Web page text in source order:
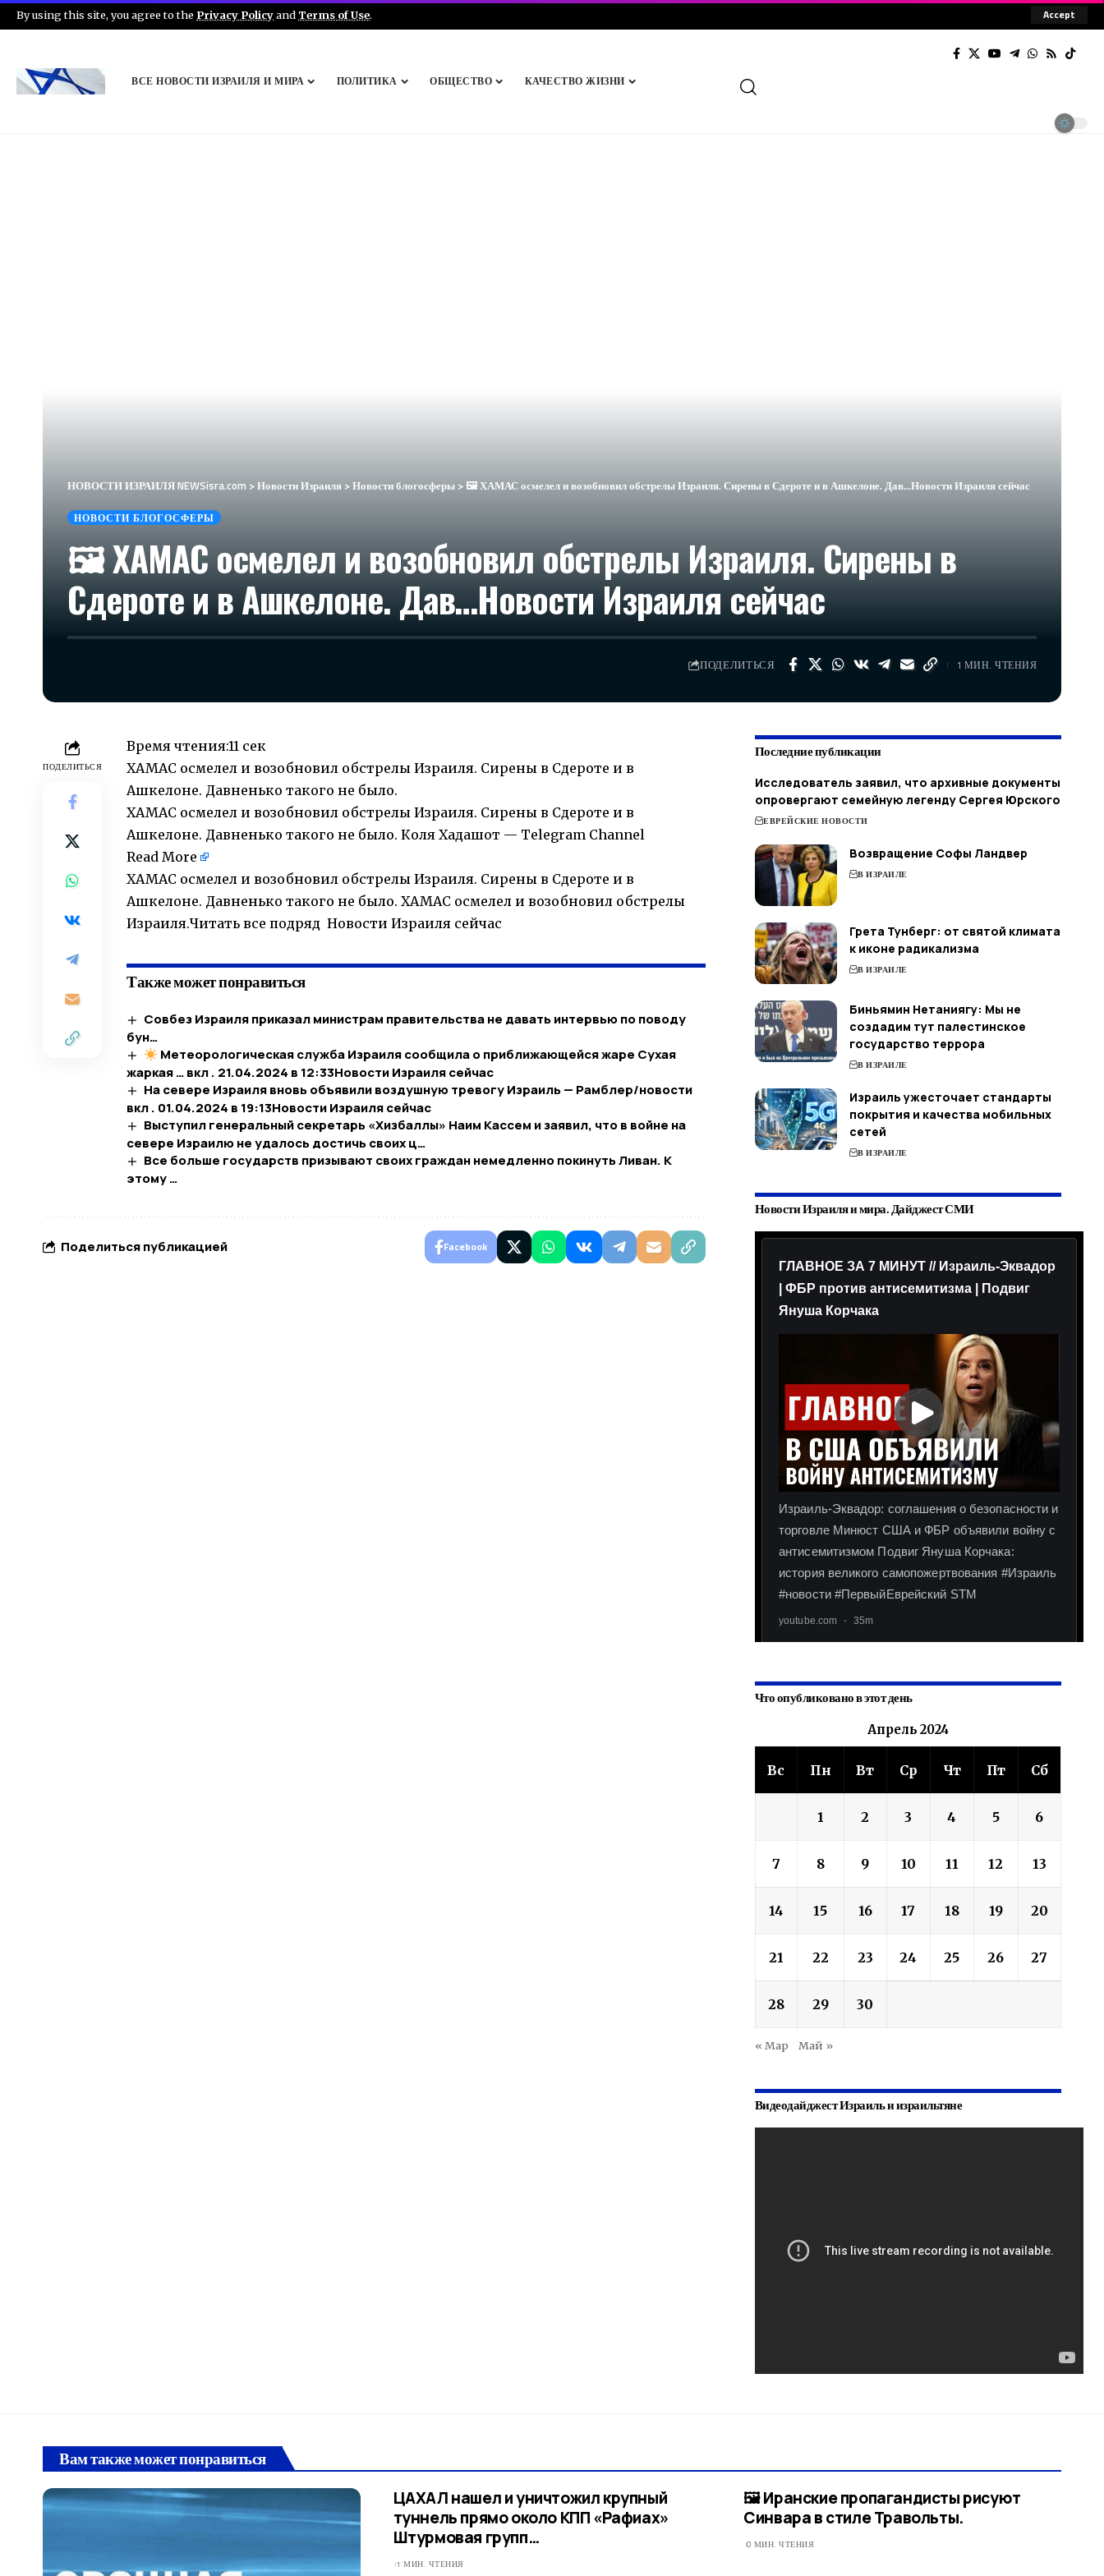
By using this site, you agree to the Privacy Policyand Terms of Use. Accept
ВСЕ НОВОСТИ ИЗРАИЛЯ И МИРА ПОЛИТИКА ОБЩЕСТВО КАЧЕСТВО ЖИЗНИ
НОВОСТИ ИЗРАИЛЯ NEWSisra.com >Новости Израиля >Новости блогосферы >🖼 ХАМАС осмелел и возобновил обстрелы Израиля. Сирены в Сдероте и в Ашкелоне. Дав…​Новости Израиля сейчас
НОВОСТИ БЛОГОСФЕРЫ
🖼 ХАМАС осмелел и возобновил обстрелы Израиля. Сирены в
Сдероте и в Ашкелоне. Дав…​Новости Израиля сейчас
ПОДЕЛИТЬСЯ 1 МИН. ЧТЕНИЯ
ПОДЕЛИТЬСЯ
Время чтения:11 сек
ХАМАС осмелел и возобновил обстрелы Израиля. Сирены в Сдероте и в
Ашкелоне. Давненько такого не было.
ХАМАС осмелел и возобновил обстрелы Израиля. Сирены в Сдероте и в
Ашкелоне. Давненько такого не было. Коля Хадашот — Telegram Channel
Read More
ХАМАС осмелел и возобновил обстрелы Израиля. Сирены в Сдероте и в
Ашкелоне. Давненько такого не было. ХАМАС осмелел и возобновил обстрелы
Израиля.Читать все подряд Новости Израиля сейчас
Также может понравиться
Совбез Израиля приказал министрам правительства не давать интервью по поводу
бун…
Метеорологическая служба Израиля сообщила о приближающейся жаре Сухая
жаркая … вкл . 21.04.2024 в 12:33​Новости Израиля сейчас
На севере Израиля вновь объявили воздушную тревогу Израиль — Рамблер/новости
вкл . 01.04.2024 в 19:13​Новости Израиля сейчас
Выступил генеральный секретарь «Хизбаллы» Наим Кассем и заявил, что в войне на
севере Израилю не удалось достичь своих ц…
Все больше государств призывают своих граждан немедленно покинуть Ливан. К
этому …
Поделиться публикацией Facebook
Последние публикации
Исследователь заявил, что архивные документы
опровергают семейную легенду Сергея Юрского
ЕВРЕЙСКИЕ НОВОСТИ
Возвращение Софы Ландвер
В ИЗРАИЛЕ
Грета Тунберг: от святой климата
к иконе радикализма
В ИЗРАИЛЕ
Биньямин Нетаниягу: Мы не
создадим тут палестинское
государство террора
В ИЗРАИЛЕ
Израиль ужесточает стандарты
покрытия и качества мобильных
сетей
В ИЗРАИЛЕ
Новости Израиля и мира. Дайджест СМИ
Что опубликовано в этот день
Апрель 2024
Вс Пн Вт Ср Чт Пт Сб
1 2 3 4 5 6
7 8 9 10 11 12 13
14 15 16 17 18 19 20
21 22 23 24 25 26 27
28 29 30
« Мар Май »
Видеодайджест Израиль и израильтяне
Вам также может понравиться
ЦАХАЛ нашел и уничтожил крупный
туннель прямо около КПП «Рафиах»
Штурмовая групп…
1 МИН. ЧТЕНИЯ
🖼 Иранские пропагандисты рисуют
Синвара в стиле Травольты.
0 МИН. ЧТЕНИЯ